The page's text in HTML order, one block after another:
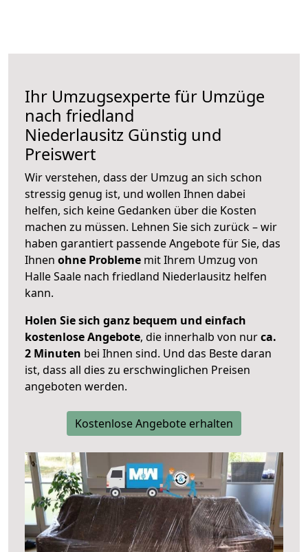
Ihr Umzugsexperte für Umzüge
nach friedland
Niederlausitz Günstig und
Preiswert
Wir verstehen, dass der Umzug an sich schon
stressig genug ist, und wollen Ihnen dabei
helfen, sich keine Gedanken über die Kosten
machen zu müssen. Lehnen Sie sich zurück – wir
haben garantiert passende Angebote für Sie, das
Ihnen ohne Probleme mit Ihrem Umzug von
Halle Saale nach friedland Niederlausitz helfen
kann.
Holen Sie sich ganz bequem und einfach
kostenlose Angebote, die innerhalb von nurca.
2 Minuten bei Ihnen sind. Und das Beste daran
ist, dass all dies zu erschwinglichen Preisen
angeboten werden.
Kostenlose Angebote erhalten